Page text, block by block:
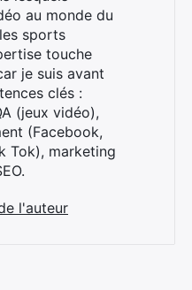
au monde du
sports
touche
je suis avant
clés :
(jeux vidéo),
(Facebook,
Tok), marketing
l'auteur